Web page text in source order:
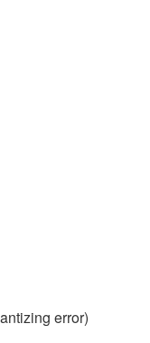
error)